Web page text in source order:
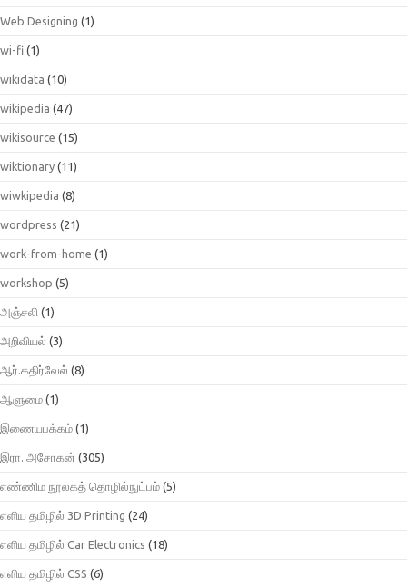
Web Designing (1)
wi-fi (1)
wikidata (10)
wikipedia (47)
wikisource (15)
wiktionary (11)
wiwkipedia (8)
wordpress (21)
work-from-home (1)
workshop (5)
அஞ்சலி (1)
அறிவியல் (3)
ஆர்.கதிர்வேல் (8)
ஆளுமை (1)
இணையபக்கம் (1)
இரா. அசோகன் (305)
எண்ணிம நூலகத் தொழில்நுட்பம் (5)
எளிய தமிழில் 3D Printing (24)
எளிய தமிழில் Car Electronics (18)
எளிய தமிழில் CSS (6)